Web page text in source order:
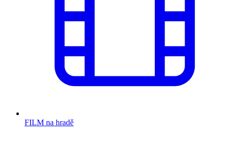
FILM na hradě